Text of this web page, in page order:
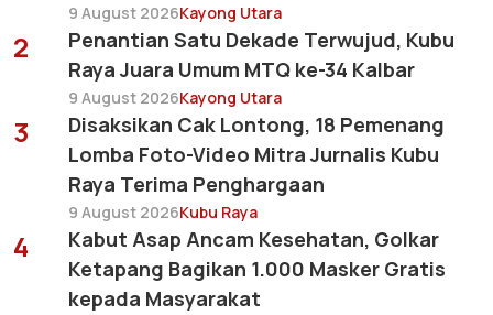
9 August 2026Kayong Utara
2
Penantian Satu Dekade Terwujud, Kubu
Raya Juara Umum MTQ ke-34 Kalbar
9 August 2026Kayong Utara
3
Disaksikan Cak Lontong, 18 Pemenang
Lomba Foto-Video Mitra Jurnalis Kubu
Raya Terima Penghargaan
9 August 2026Kubu Raya
4
Kabut Asap Ancam Kesehatan, Golkar
Ketapang Bagikan 1.000 Masker Gratis
kepada Masyarakat